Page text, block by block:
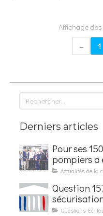
Affichage
1
Rechercher
Derniers articles
Pour ses
pompiers a
baptisée au
Actualités de la
Question
Questions